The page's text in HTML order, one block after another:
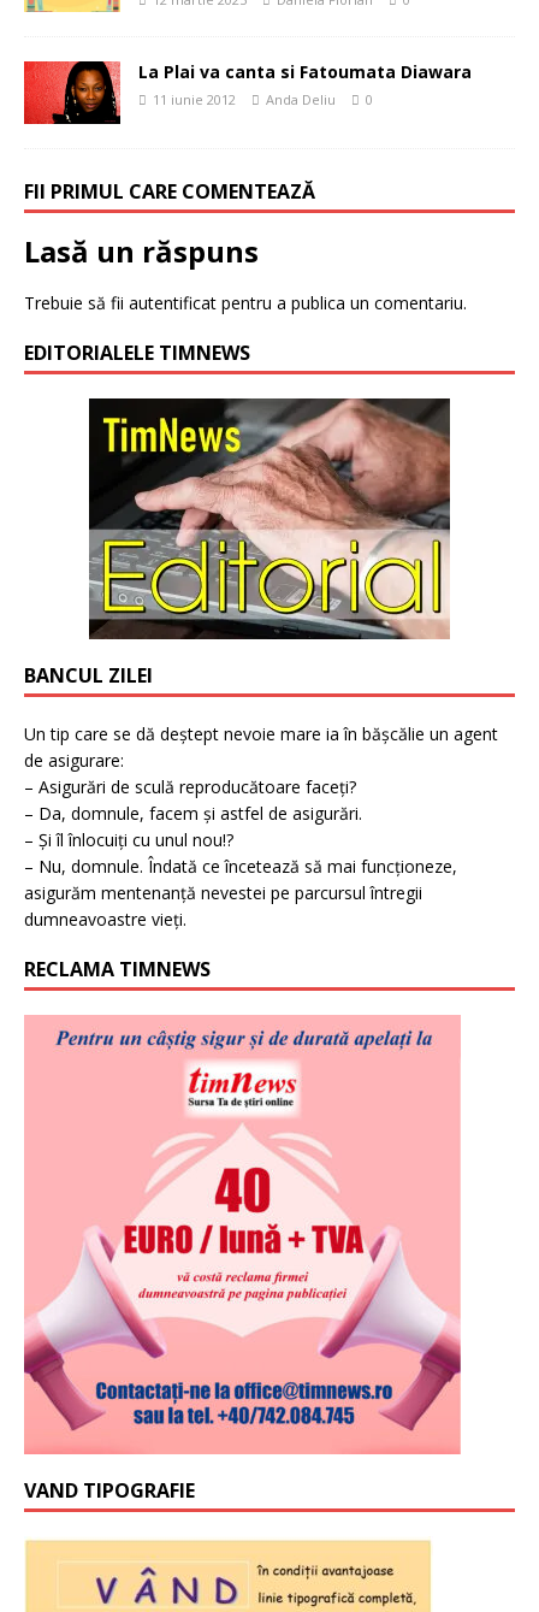
La Plai va canta si Fatoumata Diawara
11 iunie 2012 Anda Deliu 0
FII PRIMUL CARE COMENTEAZĂ
Lasă un răspuns
Trebuie să fii autentificat pentru a publica un comentariu.
EDITORIALELE TIMNEWS
BANCUL ZILEI
Un tip care se dă deștept nevoie mare ia în bășcălie un agent
de asigurare:
– Asigurări de sculă reproducătoare faceți?
– Da, domnule, facem și astfel de asigurări.
– Și îl înlocuiți cu unul nou!?
– Nu, domnule. Îndată ce încetează să mai funcționeze,
asigurăm mentenanță nevestei pe parcursul întregii
dumneavoastre vieți.
RECLAMA TIMNEWS
VAND TIPOGRAFIE